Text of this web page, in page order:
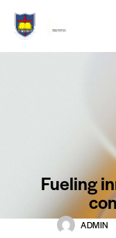
Fueling
ADMIN